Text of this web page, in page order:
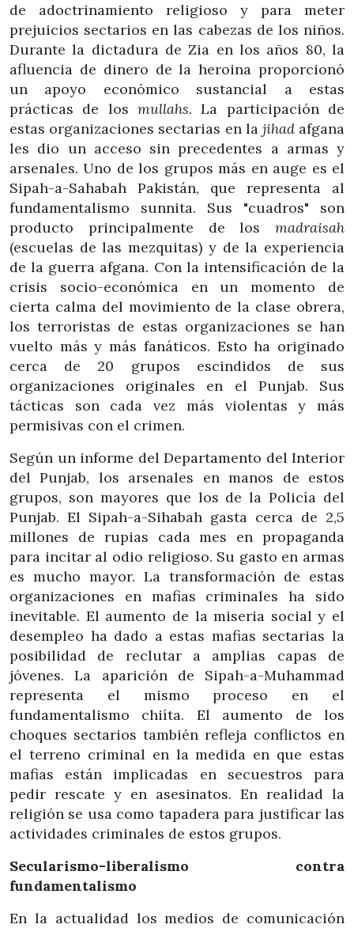
de adoctrinamiento religioso y para meter
prejuicios sectarios en las cabezas de los niños.
Durante la dictadura de Zia en los años 80, la
afluencia de dinero de la heroina proporcionó
un apoyo económico sustancial a estas
prácticas de los mullahs. La participación de
estas organizaciones sectarias en la jihadafgana
les dio un acceso sin precedentes a armas y
arsenales. Uno de los grupos más en auge es el
Sipah-a-Sahabah Pakistán, que representa al
fundamentalismo sunnita. Sus "cuadros" son
producto principalmente de los madraisah
(escuelas de las mezquitas) y de la experiencia
de la guerra afgana. Con la intensificación de la
crisis socio-económica en un momento de
cierta calma del movimiento de la clase obrera,
los terroristas de estas organizaciones se han
vuelto más y más fanáticos. Esto ha originado
cerca de 20 grupos escindidos de sus
organizaciones originales en el Punjab. Sus
tácticas son cada vez más violentas y más
permisivas con el crimen.
Según un informe del Departamento del Interior
del Punjab, los arsenales en manos de estos
grupos, son mayores que los de la Policía del
Punjab. El Sipah-a-Sihabah gasta cerca de 2,5
millones de rupias cada mes en propaganda
para incitar al odio religioso. Su gasto en armas
es mucho mayor. La transformación de estas
organizaciones en mafias criminales ha sido
inevitable. El aumento de la miseria social y el
desempleo ha dado a estas mafias sectarias la
posibilidad de reclutar a amplias capas de
jóvenes. La aparición de Sipah-a-Muhammad
representa el mismo proceso en el
fundamentalismo chiíta. El aumento de los
choques sectarios también refleja conflictos en
el terreno criminal en la medida en que estas
mafias están implicadas en secuestros para
pedir rescate y en asesinatos. En realidad la
religión se usa como tapadera para justificar las
actividades criminales de estos grupos.
Secularismo-liberalismo contra
fundamentalismo
En la actualidad los medios de comunicación